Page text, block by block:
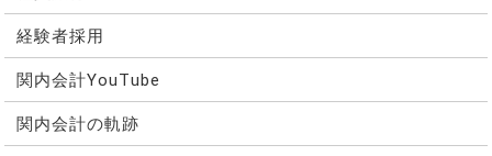
経験者採用
関内会計YouTube
関内会計の軌跡